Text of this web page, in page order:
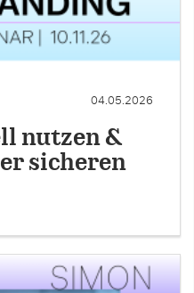
04.05.2026
nutzen &
sicheren